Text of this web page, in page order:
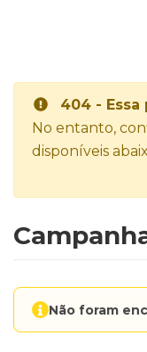
404 - Essa
No entanto,
disponíveis
Não foram